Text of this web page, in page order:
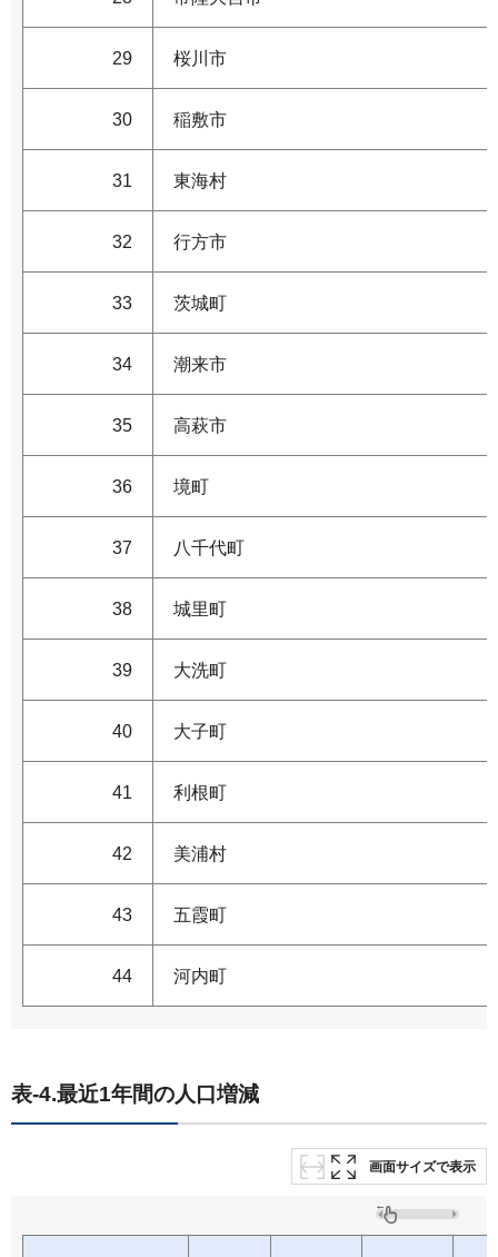
29 桜川市
30 稲敷市
31 東海村
32 行方市
33 茨城町
34 潮来市
35 高萩市
36 境町
37 八千代町
38 城里町
39 大洗町
40 大子町
41 利根町
42 美浦村
43 五霞町
44 河内町
表-4.最近1年間の人口増減
画面サイズで表示